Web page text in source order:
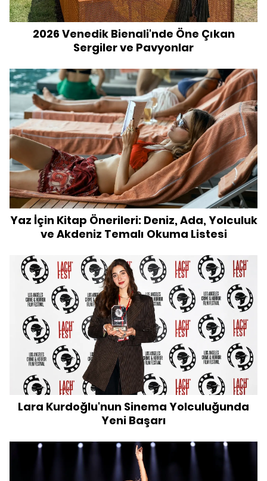
2026 Venedik Bienali'nde Öne Çıkan
Sergiler ve Pavyonlar
Yaz İçin Kitap Önerileri: Deniz, Ada, Yolculuk
ve Akdeniz Temalı Okuma Listesi
Lara Kurdoğlu'nun Sinema Yolculuğunda
Yeni Başarı